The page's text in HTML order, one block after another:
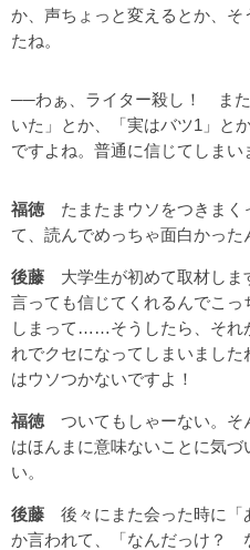
か、声ちょっと変えるとか、
たね。
──わぁ、ライター殺し！ また
いた」とか、「実はバツ1」と
ですよね。普通に信じてしまい
福徳 たまたまウソをつきまく
て、読んでめっちゃ面白かった
後藤 大学生が初めて取材しま
言っても信じてくれるんでこ
しまって……そうしたら、それ
れでクセになってしまいまし
はウソつかないですよ！
福徳 ついてもしゃーない。そ
はほんまに意味ないことに気
い。
後藤 後々にまた会った時に「
か言われて、「なんだっけ？